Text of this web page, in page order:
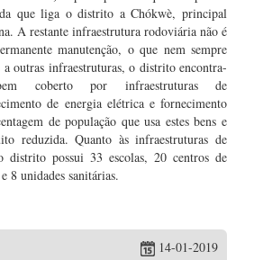
que liga o distrito a Chókwè, principal
A restante infraestrutura rodoviária não é
manutenção, o que nem sempre
a outras infraestruturas, o distrito encontra-
coberto por infraestruturas de
de energia elétrica e fornecimento
de população que usa estes bens e
reduzida. Quanto às infraestruturas de
distrito possui 33 escolas, 20 centros de
8 unidades sanitárias.
14-01-2019